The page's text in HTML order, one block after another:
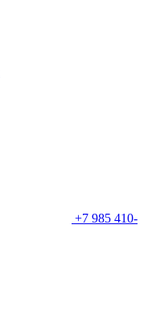
+7 985 410-